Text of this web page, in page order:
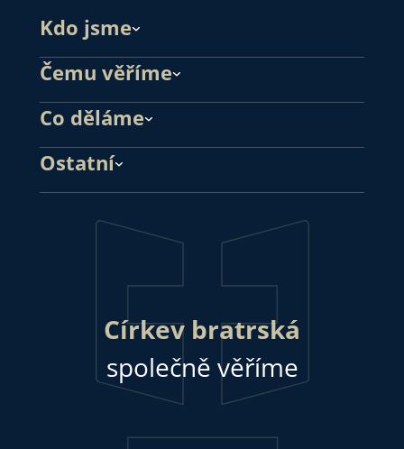
Kdo jsme
Čemu věříme
Co děláme
Ostatní
Církev bratrská
společně věříme